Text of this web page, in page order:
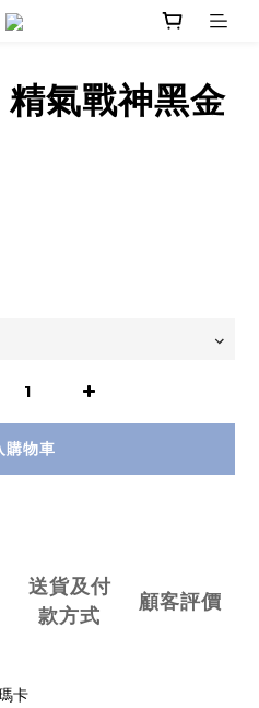
精氣戰神黑金
購物車
送貨及付
款方式
顧客評價
卡